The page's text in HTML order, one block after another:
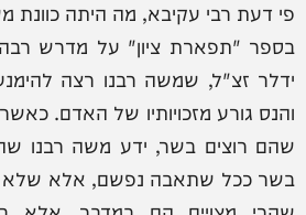
פי דעת רבי עקיבא, מה היתה כוונת
בספר "תפארת ציון" על מדרש
ידלר זצ"ל, שמשה רבנו רצה
והנס גורע מזכויותיו של האדם.
שהם רוצים בשר, ידע משה רבנו
בשר ככל שתאבה נפשם, אלא שלא